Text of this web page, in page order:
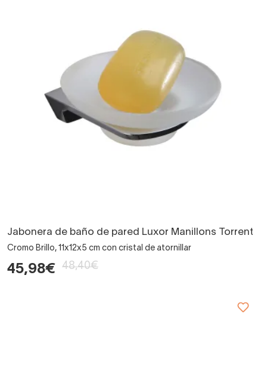
Jabonera de baño de pared Luxor Manillons Torrent
Cromo Brillo, 11x12x5 cm con cristal de atornillar
45,98€ 48,40€